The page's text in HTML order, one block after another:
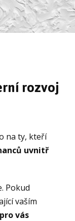
rozvoj
na ty, kteří
uvnitř
Pokud
vaším
vás